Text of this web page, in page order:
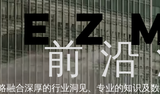
前
融合深厚的行业洞见、专业的知识及